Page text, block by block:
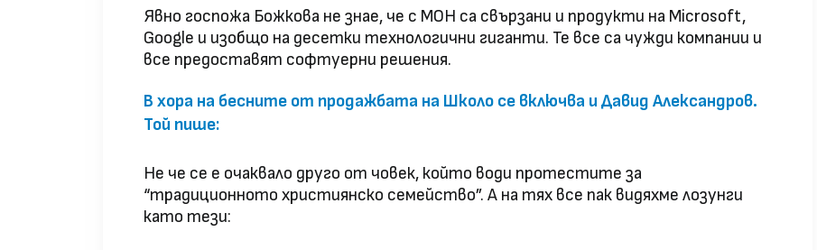
Явно госпожа Божкова не знае, че с МОН са свързани и продукти на Microsoft,
Google и изобщо на десетки технологични гиганти. Те все са чужди компании и
все предоставят софтуерни решения.
В хора на бесните от продажбата на Школо се включва и Давид Александров.
Той пише:
Не че се е очаквало друго от човек, който води протестите за
“традиционното християнско семейство”. А на тях все пак видяхме лозунги
като тези: